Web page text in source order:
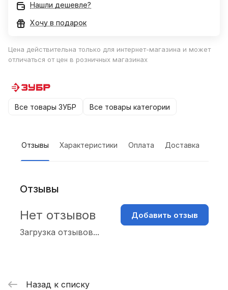
Нашли дешевле?
Хочу в подарок
Цена действительна только для интернет-магазина и может
отличаться от цен в розничных магазинах
Все товары ЗУБР Все товары категории
Отзывы Характеристики Оплата Доставка
Отзывы
Загрузка отзывов...
Нет отзывов Добавить отзыв
Назад к списку